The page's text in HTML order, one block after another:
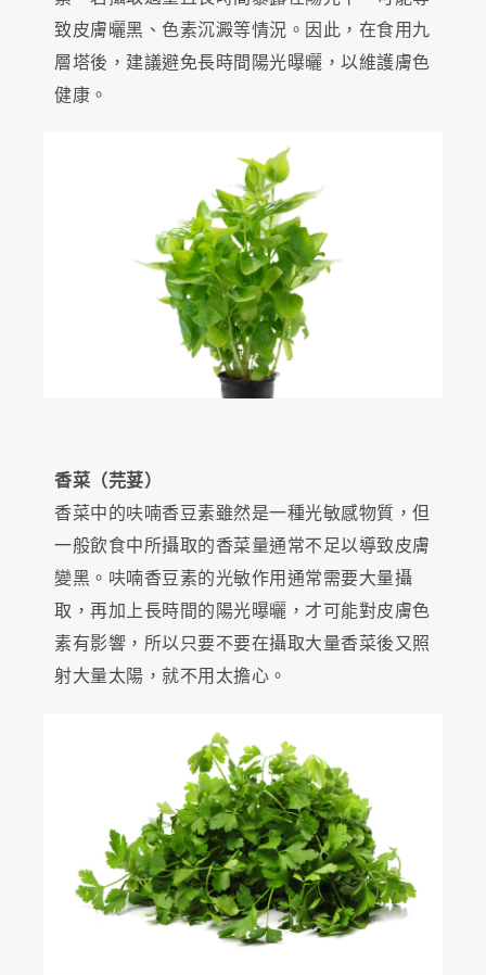
致皮膚曬黑、色素沉澱等情況。因此，在食用九
層塔後，建議避免長時間陽光曝曬，以維護膚色
健康。
香菜（芫荽）
香菜中的呋喃香豆素雖然是一種光敏感物質，但
一般飲食中所攝取的香菜量通常不足以導致皮膚
變黑。呋喃香豆素的光敏作用通常需要大量攝
取，再加上長時間的陽光曝曬，才可能對皮膚色
素有影響，所以只要不要在攝取大量香菜後又照
射大量太陽，就不用太擔心。